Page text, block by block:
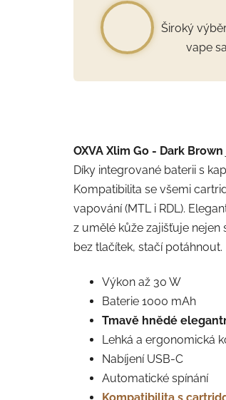
Široký
vape
OXVA Xlim Go - Dark Brown
Díky integrované baterii s
Kompatibilita se všemi
vapování (MTL i RDL).
z umělé kůže zajišťuje
bez tlačítek, stačí potáhnout.
Výkon až 30 W
Baterie 1000 mAh
Tmavě hnědé
Lehká a ergonomická
Nabíjení USB-C
Automatické spínání